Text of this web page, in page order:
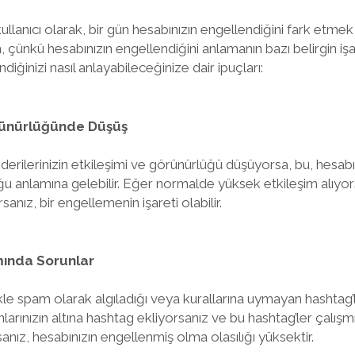
olarak, bir gün hesabınızın engellendiğini fark
hesabınızın engellendiğini anlamanın bazı belirgin
nasıl anlayabileceğinize dair ipuçları:
Düşüş
etkileşimi ve görünürlüğü düşüyorsa, bu,
anlamına gelebilir. Eğer normalde yüksek etkileşim
bir engellemenin işareti olabilir.
Sorunlar
spam olarak algıladığı veya kurallarına uymayan
altına hashtag ekliyorsanız ve bu hashtag’ler
hesabınızın engellenmiş olma olasılığı yüksektir.